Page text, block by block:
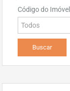
Código do Imóvel